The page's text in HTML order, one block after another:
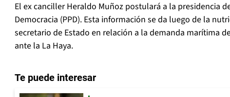
El ex canciller Heraldo Muñoz postulará a la presidencia
Democracia (PPD). Esta información se da luego de la
secretario de Estado en relación a la demanda marítima
ante la La Haya.
Te puede interesar